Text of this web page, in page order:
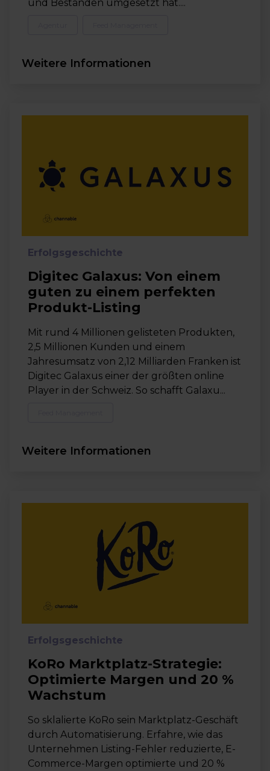
und Beständen umgesetzt hat....
Weitere Informationen
Erfolgsgeschichte
Digitec Galaxus: Von einem
guten zu einem perfekten
Produkt-Listing
Mit rund 4 Millionen gelisteten Produkten,
2,5 Millionen Kunden und einem
Jahresumsatz von 2,12 Milliarden Franken ist
Digitec Galaxus einer der größten online
Player in der Schweiz. So schafft Galaxu...
Weitere Informationen
Erfolgsgeschichte
KoRo Marktplatz-Strategie:
Optimierte Margen und 20 %
Wachstum
So sklalierte KoRo sein Marktplatz-Geschäft
durch Automatisierung. Erfahre, wie das
Unternehmen Listing-Fehler reduzierte, E-
Commerce-Margen optimierte und 20 %